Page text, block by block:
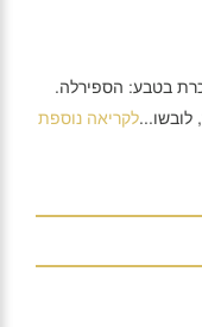
בטבע: הספירלה.
לובשו...לקריאה נוספת